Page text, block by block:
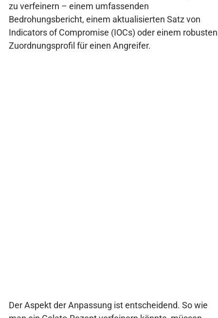
zu verfeinern – einem umfassenden
Bedrohungsbericht, einem aktualisierten Satz von
Indicators of Compromise (IOCs) oder einem robusten
Zuordnungsprofil für einen Angreifer.
Der Aspekt der Anpassung ist entscheidend. So wie